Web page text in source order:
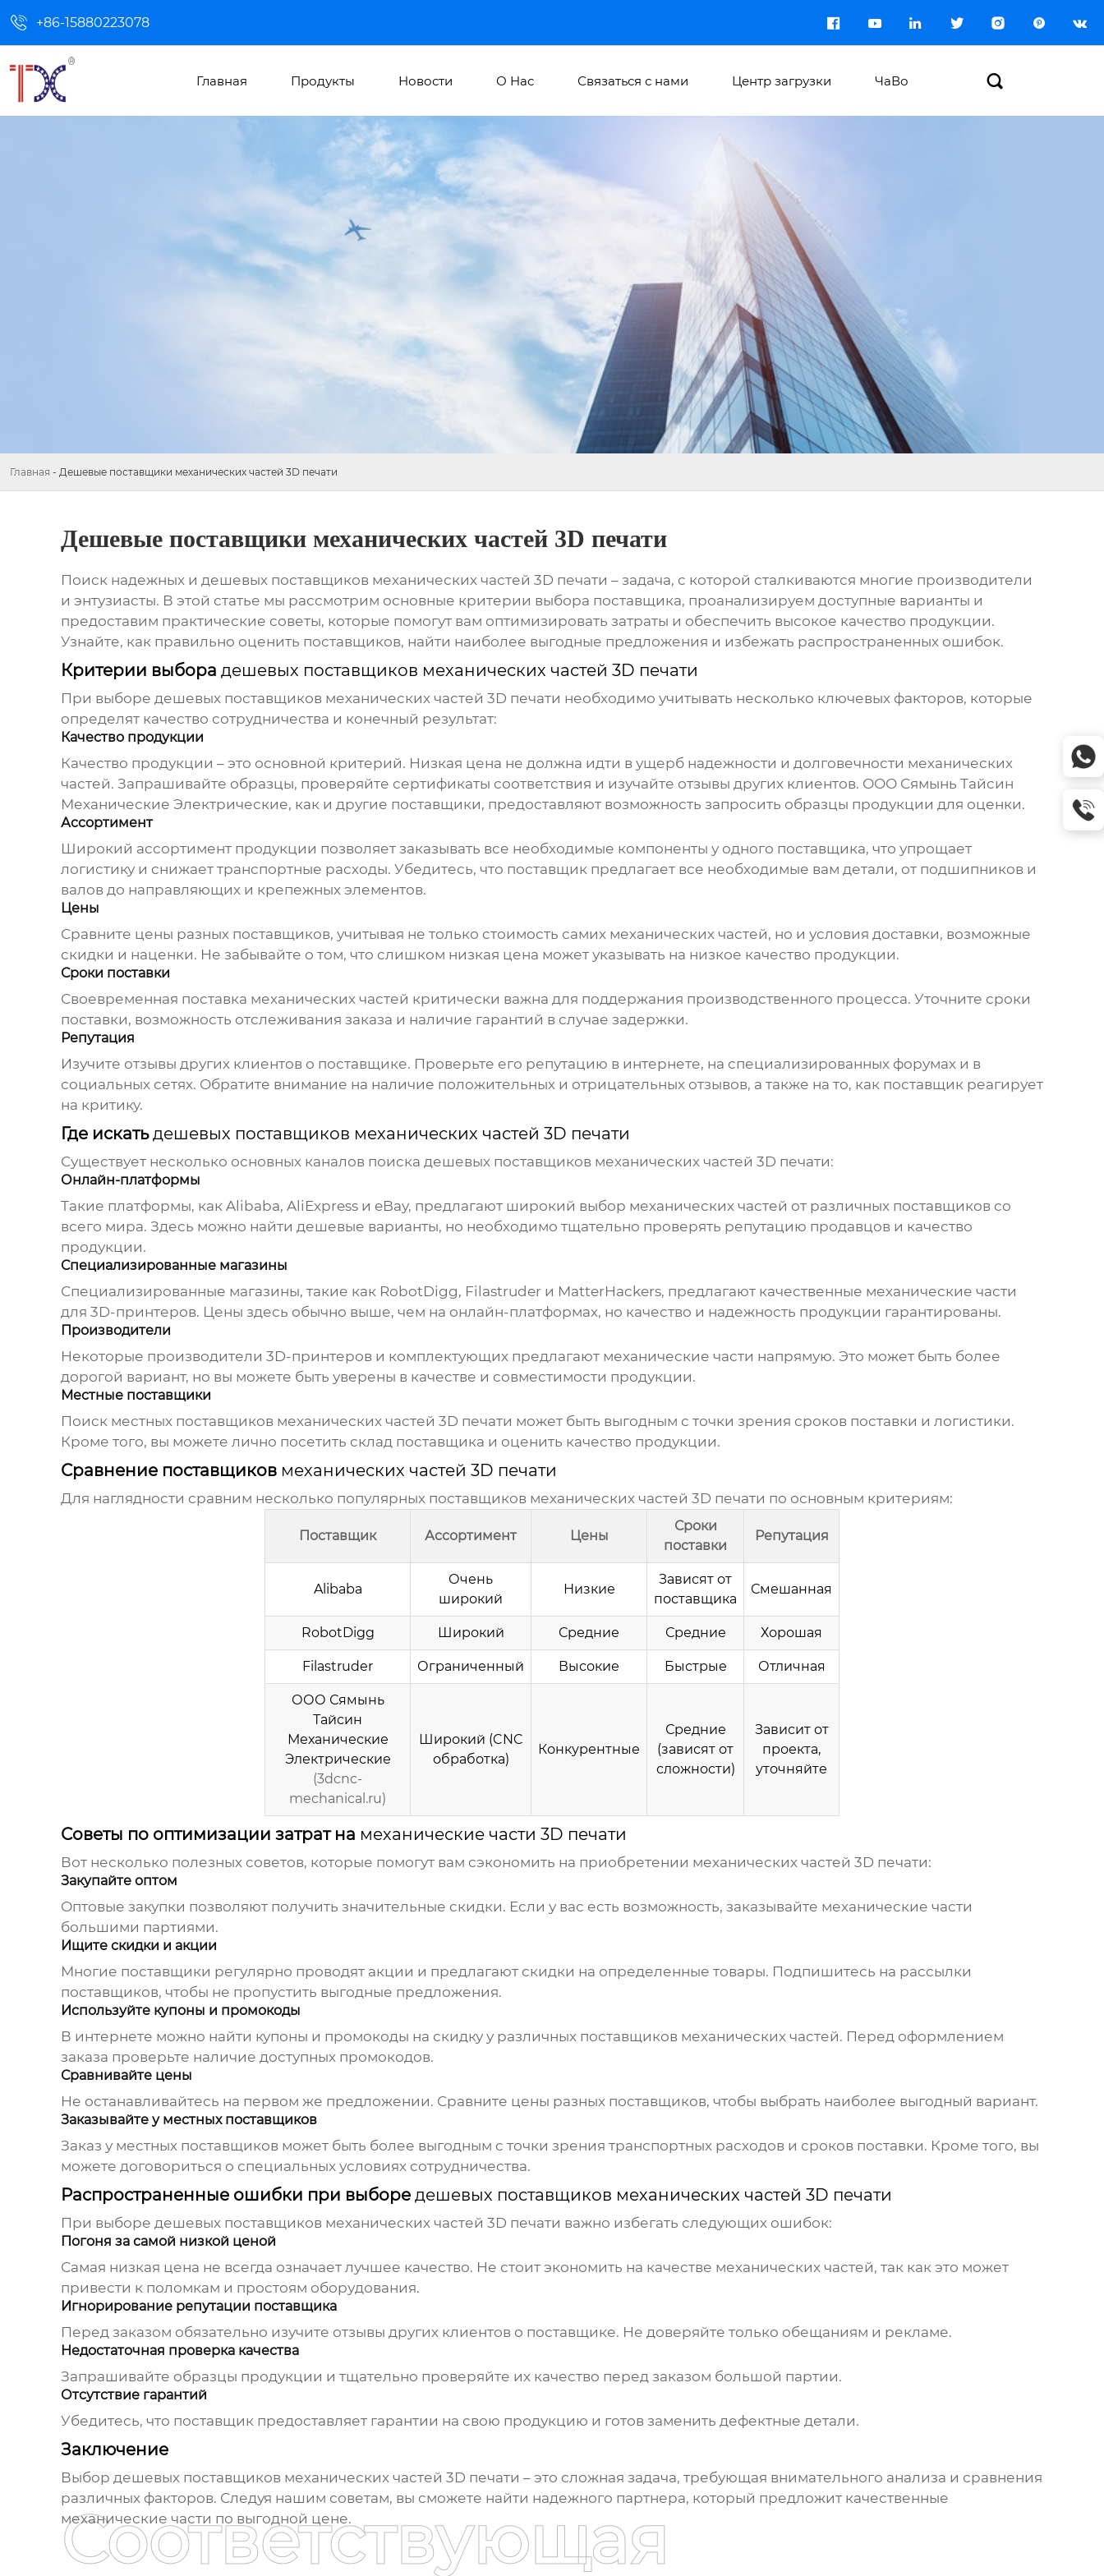
 +86-15880223078       
Главная Продукты Новости О Hас Связаться с нами Центр загрузки ЧаВо 
Главная - Дешевые поставщики механических частей 3D печати
Дешевые поставщики механических частей 3D печати
Поиск надежных и дешевых поставщиков механических частей 3D печати – задача, с которой сталкиваются многие производители
и энтузиасты. В этой статье мы рассмотрим основные критерии выбора поставщика, проанализируем доступные варианты и
предоставим практические советы, которые помогут вам оптимизировать затраты и обеспечить высокое качество продукции.
Узнайте, как правильно оценить поставщиков, найти наиболее выгодные предложения и избежать распространенных ошибок.
Критерии выбора дешевых поставщиков механических частей 3D печати
При выборе дешевых поставщиков механических частей 3D печати необходимо учитывать несколько ключевых факторов, которые
определят качество сотрудничества и конечный результат:
Качество продукции
Качество продукции – это основной критерий. Низкая цена не должна идти в ущерб надежности и долговечности механических
частей. Запрашивайте образцы, проверяйте сертификаты соответствия и изучайте отзывы других клиентов. ООО Сямынь Тайсин
Механические Электрические, как и другие поставщики, предоставляют возможность запросить образцы продукции для оценки.
Ассортимент
Широкий ассортимент продукции позволяет заказывать все необходимые компоненты у одного поставщика, что упрощает
логистику и снижает транспортные расходы. Убедитесь, что поставщик предлагает все необходимые вам детали, от подшипников и
валов до направляющих и крепежных элементов.
Цены
Сравните цены разных поставщиков, учитывая не только стоимость самих механических частей, но и условия доставки, возможные
скидки и наценки. Не забывайте о том, что слишком низкая цена может указывать на низкое качество продукции.
Сроки поставки
Своевременная поставка механических частей критически важна для поддержания производственного процесса. Уточните сроки
поставки, возможность отслеживания заказа и наличие гарантий в случае задержки.
Репутация
Изучите отзывы других клиентов о поставщике. Проверьте его репутацию в интернете, на специализированных форумах и в
социальных сетях. Обратите внимание на наличие положительных и отрицательных отзывов, а также на то, как поставщик реагирует
на критику.
Где искатьдешевых поставщиков механических частей 3D печати
Существует несколько основных каналов поиска дешевых поставщиков механических частей 3D печати:
Онлайн-платформы
Такие платформы, как Alibaba, AliExpress и eBay, предлагают широкий выбор механических частей от различных поставщиков со
всего мира. Здесь можно найти дешевые варианты, но необходимо тщательно проверять репутацию продавцов и качество
продукции.
Специализированные магазины
Специализированные магазины, такие как RobotDigg, Filastruder и MatterHackers, предлагают качественные механические части
для 3D-принтеров. Цены здесь обычно выше, чем на онлайн-платформах, но качество и надежность продукции гарантированы.
Производители
Некоторые производители 3D-принтеров и комплектующих предлагают механические части напрямую. Это может быть более
дорогой вариант, но вы можете быть уверены в качестве и совместимости продукции.
Местные поставщики
Поиск местных поставщиков механических частей 3D печати может быть выгодным с точки зрения сроков поставки и логистики.
Кроме того, вы можете лично посетить склад поставщика и оценить качество продукции.
Сравнение поставщиков механических частей 3D печати
Для наглядности сравним несколько популярных поставщиков механических частей 3D печати по основным критериям:
Поставщик Ассортимент Цены
Сроки
поставки
Репутация
Alibaba
Очень
широкий
Низкие
Зависят от
поставщика
Смешанная
RobotDigg Широкий Средние Средние Хорошая
Filastruder Ограниченный Высокие Быстрые Отличная
ООО Сямынь
Тайсин
Механические
Электрические
(3dcnc-
mechanical.ru)
Широкий (CNC
обработка)
Конкурентные
Средние
(зависят от
сложности)
Зависит от
проекта,
уточняйте
Советы по оптимизации затрат на механические части 3D печати
Вот несколько полезных советов, которые помогут вам сэкономить на приобретении механических частей 3D печати:
Закупайте оптом
Оптовые закупки позволяют получить значительные скидки. Если у вас есть возможность, заказывайте механические части
большими партиями.
Ищите скидки и акции
Многие поставщики регулярно проводят акции и предлагают скидки на определенные товары. Подпишитесь на рассылки
поставщиков, чтобы не пропустить выгодные предложения.
Используйте купоны и промокоды
В интернете можно найти купоны и промокоды на скидку у различных поставщиков механических частей. Перед оформлением
заказа проверьте наличие доступных промокодов.
Сравнивайте цены
Не останавливайтесь на первом же предложении. Сравните цены разных поставщиков, чтобы выбрать наиболее выгодный вариант.
Заказывайте у местных поставщиков
Заказ у местных поставщиков может быть более выгодным с точки зрения транспортных расходов и сроков поставки. Кроме того, вы
можете договориться о специальных условиях сотрудничества.
Распространенные ошибки при выборе дешевых поставщиков механических частей 3D печати
При выборе дешевых поставщиков механических частей 3D печати важно избегать следующих ошибок:
Погоня за самой низкой ценой
Самая низкая цена не всегда означает лучшее качество. Не стоит экономить на качестве механических частей, так как это может
привести к поломкам и простоям оборудования.
Игнорирование репутации поставщика
Перед заказом обязательно изучите отзывы других клиентов о поставщике. Не доверяйте только обещаниям и рекламе.
Недостаточная проверка качества
Запрашивайте образцы продукции и тщательно проверяйте их качество перед заказом большой партии.
Отсутствие гарантий
Убедитесь, что поставщик предоставляет гарантии на свою продукцию и готов заменить дефектные детали.
Заключение
Выбор дешевых поставщиков механических частей 3D печати – это сложная задача, требующая внимательного анализа и сравнения
различных факторов. Следуя нашим советам, вы сможете найти надежного партнера, который предложит качественные
механические части по выгодной цене.
Соответствующая